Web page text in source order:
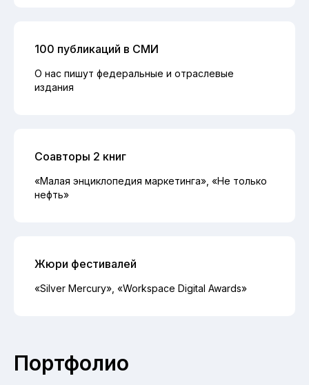
100 публикаций в СМИ
О нас пишут федеральные и отраслевые
издания
Соавторы 2 книг
«Малая энциклопедия маркетинга», «Не только
нефть»
Жюри фестивалей
«Silver Mercury», «Workspace Digital Awards»
Портфолио